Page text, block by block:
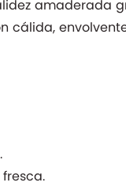
amaderada
cálida,